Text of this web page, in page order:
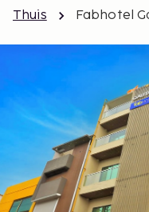
Thuis Fabhotel